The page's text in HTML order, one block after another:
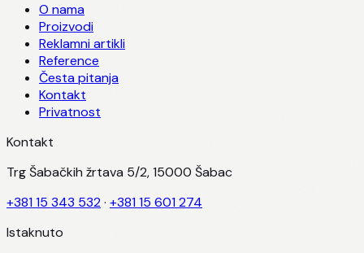
O nama
Proizvodi
Reklamni artikli
Reference
Česta pitanja
Kontakt
Privatnost
Kontakt
Trg Šabačkih žrtava 5/2, 15000 Šabac
+381 15 343 532· +381 15 601 274
Istaknuto